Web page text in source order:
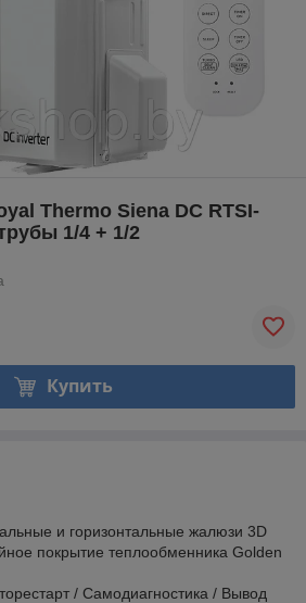
Thermo Siena DC RTSI-
1/4 + 1/2
Купить
и горизонтальные жалюзи 3D
покрытие теплообменника Golden
/ Самодиагностика / Вывод